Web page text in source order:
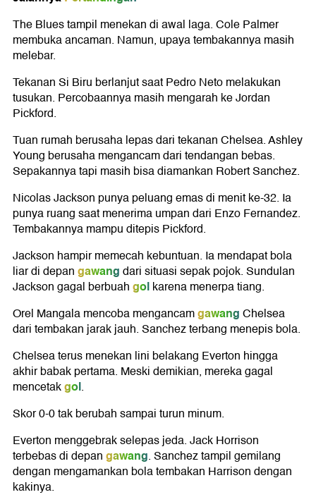
The Blues tampil menekan di awal laga. Cole Palmer
membuka ancaman. Namun, upaya tembakannya masih
melebar.
Tekanan Si Biru berlanjut saat Pedro Neto melakukan
tusukan. Percobaannya masih mengarah ke Jordan
Pickford.
Tuan rumah berusaha lepas dari tekanan Chelsea. Ashley
Young berusaha mengancam dari tendangan bebas.
Sepakannya tapi masih bisa diamankan Robert Sanchez.
Nicolas Jackson punya peluang emas di menit ke-32. Ia
punya ruang saat menerima umpan dari Enzo Fernandez.
Tembakannya mampu ditepis Pickford.
Jackson hampir memecah kebuntuan. Ia mendapat bola
liar di depangawangdari situasi sepak pojok. Sundulan
Jackson gagal berbuahgolkarena menerpa tiang.
Orel Mangala mencoba mengancamgawangChelsea
dari tembakan jarak jauh. Sanchez terbang menepis bola.
Chelsea terus menekan lini belakang Everton hingga
akhir babak pertama. Meski demikian, mereka gagal
mencetakgol.
Skor 0-0 tak berubah sampai turun minum.
Everton menggebrak selepas jeda. Jack Horrison
terbebas di depangawang. Sanchez tampil gemilang
dengan mengamankan bola tembakan Harrison dengan
kakinya.